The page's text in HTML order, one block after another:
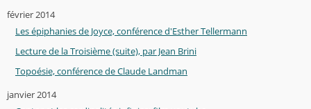
février 2014
Les épiphanies de Joyce, conférence d'Esther Tellermann
Lecture de la Troisième (suite), par Jean Brini
Topoésie, conférence de Claude Landman
janvier 2014